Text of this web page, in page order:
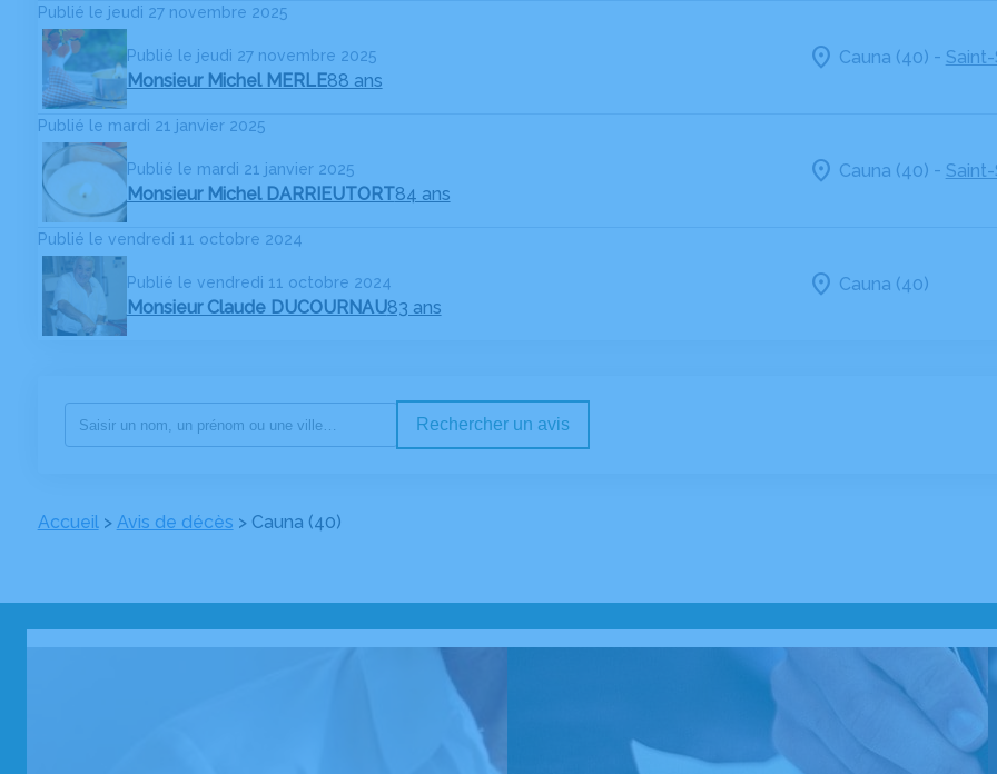
Publié le jeudi 27 novembre 2025
Publié le jeudi 27 novembre 2025
Monsieur Michel MERLE88 ans
Cauna (40) -
Publié le mardi 21 janvier 2025
Publié le mardi 21 janvier 2025
Monsieur Michel DARRIEUTORT84 ans
Cauna (40) -
Publié le vendredi 11 octobre 2024
Publié le vendredi 11 octobre 2024
Monsieur Claude DUCOURNAU83 ans
Cauna (40)
Rechercher un avis
Accueil> Avis de décès > Cauna (40)